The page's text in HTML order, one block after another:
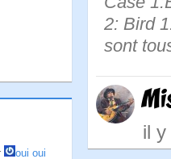
oui oui
2: Bird
sont
il